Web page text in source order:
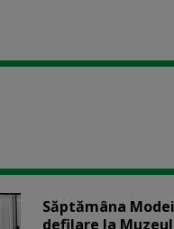
Săptămâna
defilare la